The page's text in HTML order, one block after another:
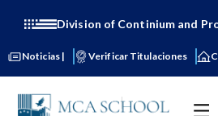
Division of Continium and
Noticias | Verificar Titulaciones